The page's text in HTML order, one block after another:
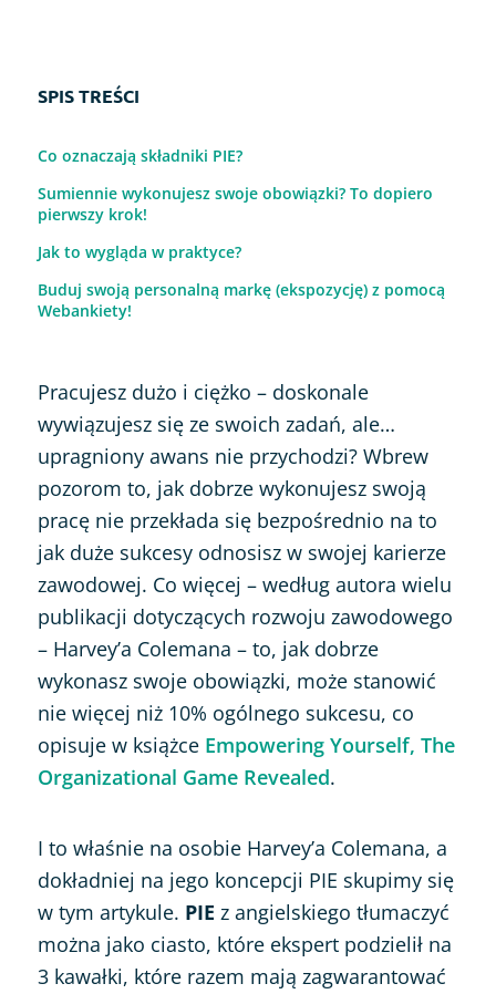
SPIS TREŚCI
Co oznaczają składniki PIE?
Sumiennie wykonujesz swoje obowiązki? To dopiero
pierwszy krok!
Jak to wygląda w praktyce?
Buduj swoją personalną markę (ekspozycję) z pomocą
Webankiety!
Pracujesz dużo i ciężko – doskonale
wywiązujesz się ze swoich zadań, ale…
upragniony awans nie przychodzi? Wbrew
pozorom to, jak dobrze wykonujesz swoją
pracę nie przekłada się bezpośrednio na to
jak duże sukcesy odnosisz w swojej karierze
zawodowej. Co więcej – według autora wielu
publikacji dotyczących rozwoju zawodowego
– Harvey’a Colemana – to, jak dobrze
wykonasz swoje obowiązki, może stanowić
nie więcej niż 10% ogólnego sukcesu, co
opisuje w książce Empowering Yourself, The
Organizational Game Revealed.
I to właśnie na osobie Harvey’a Colemana, a
dokładniej na jego koncepcji PIE skupimy się
w tym artykule. PIE z angielskiego tłumaczyć
można jako ciasto, które ekspert podzielił na
3 kawałki, które razem mają zagwarantować